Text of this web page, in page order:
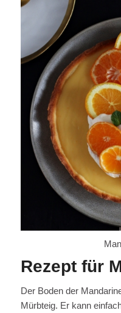
Rezept für
Der Boden der
Mürbteig. Er kann